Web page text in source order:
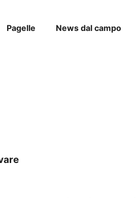
Pagelle News dal campo